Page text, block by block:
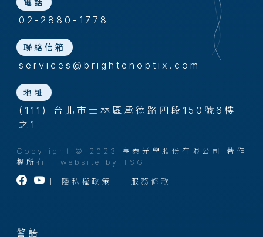
電話
02-2880-1778
聯絡信箱
services@brightenoptix.com
地址
(111) 台北市士林區承德路四段150號6樓
之1
Copyright © 2023 亨泰光學股份有限公司 著作
權所有 website by TSG
隱私權政策 服務條款
警語